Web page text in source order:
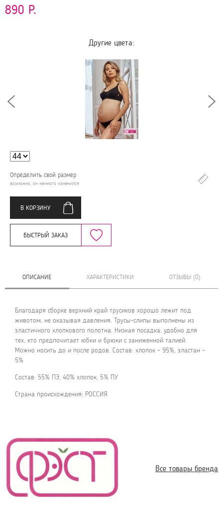
890 Р.
Другие цвета:
Определить свой размер
возможно, он немного изменился
В КОРЗИНУ
БЫСТРЫЙ ЗАКАЗ
ОПИСАНИЕ ХАРАКТЕРИСТИКИ ОТЗЫВЫ (0)
Благодаря сборке верхний край трусиков хорошо лежит под
животом, не оказывая давления. Трусы-слипы выполнены из
эластичного хлопкового полотна. Низкая посадка: удобно для
тех, кто предпочитает юбки и брюки с заниженной талией.
Можно носить до и после родов. Состав: хлопок – 95%, эластан –
5%
Состав: 55% ПЭ, 40% хлопок, 5% ПУ
Страна происхождения: РОССИЯ
Все товары бренда